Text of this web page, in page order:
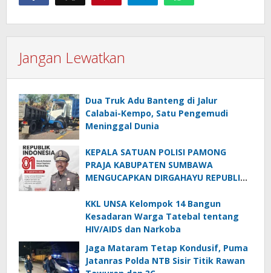
Jangan Lewatkan
Dua Truk Adu Banteng di Jalur
Calabai-Kempo, Satu Pengemudi
Meninggal Dunia
KEPALA SATUAN POLISI PAMONG
PRAJA KABUPATEN SUMBAWA
MENGUCAPKAN DIRGAHAYU REPUBLIK
KKL UNSA Kelompok 14 Bangun
Kesadaran Warga Tatebal tentang
HIV/AIDS dan Narkoba
Jaga Mataram Tetap Kondusif, Puma
Jatanras Polda NTB Sisir Titik Rawan